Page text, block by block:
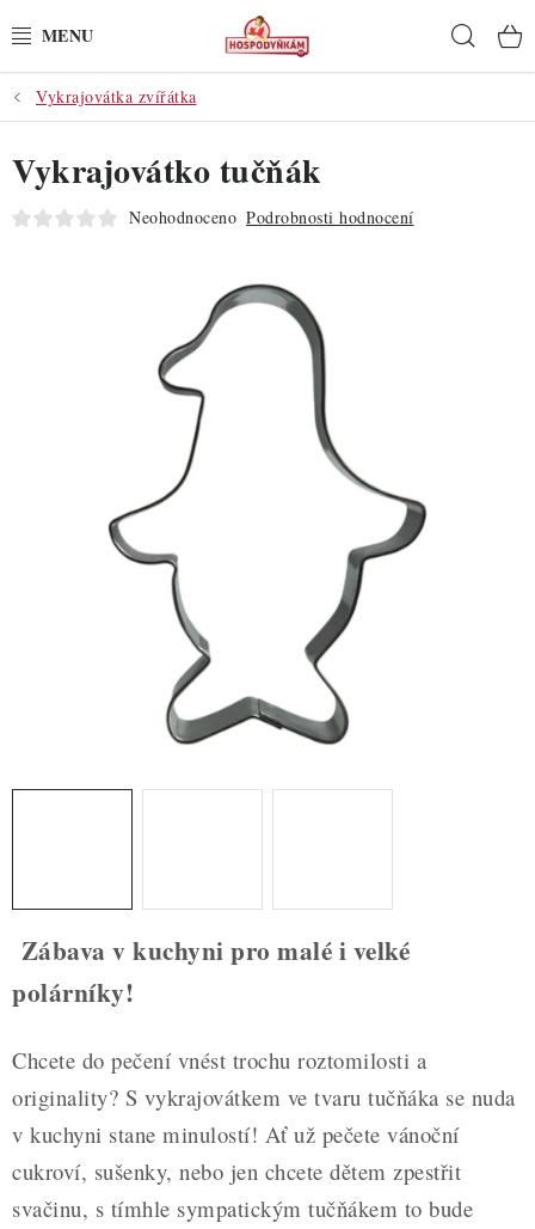
na
POTŘEBY
POMŮCKY
SUROVINY
ZDRAVÉ PEČENÍ
DÁRKOVÉ POUKAZY
TÉMATICKÉ PRODUKTY
NOVÉ ZBOŽÍ
Nepřevzetí zásilky na dobírku
Obchodní podmínky
Hodnocení obchodu
Blog
Moje objednávka
Podmínky ochrany osobních údajů
Vykrajovátka zvířátka
Zábava v kuchyni pro malé i velké
polárníky!
Chcete do pečení vnést trochu roztomilosti a
originality? S vykrajovátkem ve tvaru tučňáka se nuda
v kuchyni stane minulostí! Ať už pečete vánoční
cukroví, sušenky, nebo jen chcete dětem zpestřit
svačinu, s tímhle sympatickým tučňákem to bude
Vykrajovátko tučňák
Neohodnoceno Podrobnosti hodnocení